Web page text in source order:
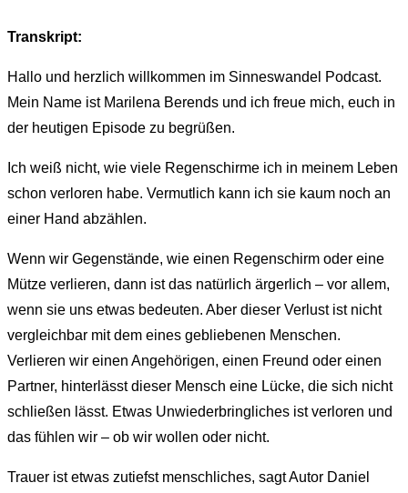
Transkript:
Hallo und herzlich willkommen im Sinneswandel Podcast.
Mein Name ist Marilena Berends und ich freue mich, euch in
der heutigen Episode zu begrüßen.
Ich weiß nicht, wie viele Regenschirme ich in meinem Leben
schon verloren habe. Vermutlich kann ich sie kaum noch an
einer Hand abzählen.
Wenn wir Gegenstände, wie einen Regenschirm oder eine
Mütze verlieren, dann ist das natürlich ärgerlich – vor allem,
wenn sie uns etwas bedeuten. Aber dieser Verlust ist nicht
vergleichbar mit dem eines gebliebenen Menschen.
Verlieren wir einen Angehörigen, einen Freund oder einen
Partner, hinterlässt dieser Mensch eine Lücke, die sich nicht
schließen lässt. Etwas Unwiederbringliches ist verloren und
das fühlen wir – ob wir wollen oder nicht.
Trauer ist etwas zutiefst menschliches, sagt Autor Daniel